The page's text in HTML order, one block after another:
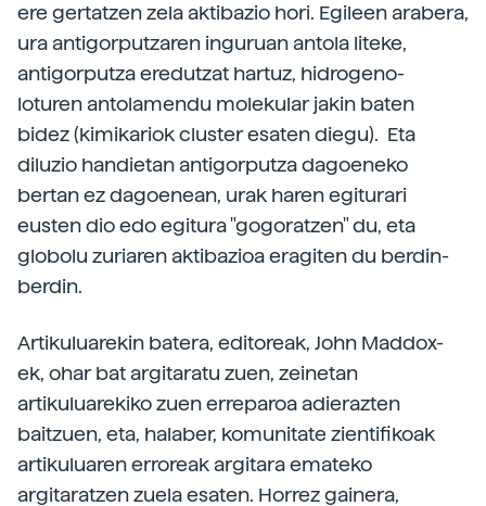
ere gertatzen zela aktibazio hori. Egileen arabera,
ura antigorputzaren inguruan antola liteke,
antigorputza eredutzat hartuz, hidrogeno-
loturen antolamendu molekular jakin baten
bidez (kimikariok cluster esaten diegu). Eta
diluzio handietan antigorputza dagoeneko
bertan ez dagoenean, urak haren egiturari
eusten dio edo egitura "gogoratzen" du, eta
globolu zuriaren aktibazioa eragiten du berdin-
berdin.
Artikuluarekin batera, editoreak, John Maddox-
ek, ohar bat argitaratu zuen, zeinetan
artikuluarekiko zuen erreparoa adierazten
baitzuen, eta, halaber, komunitate zientifikoak
artikuluaren erroreak argitara emateko
argitaratzen zuela esaten. Horrez gainera,